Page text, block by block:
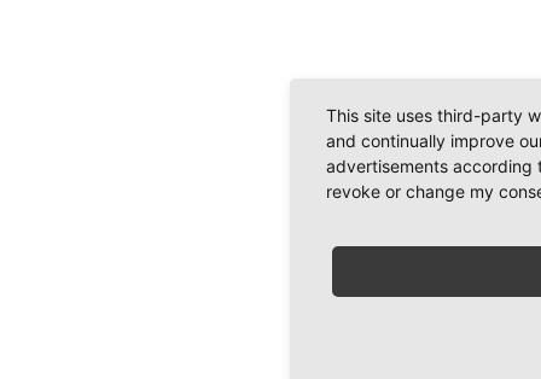
This site uses third-party
and continually improve
advertisements according
revoke or change my